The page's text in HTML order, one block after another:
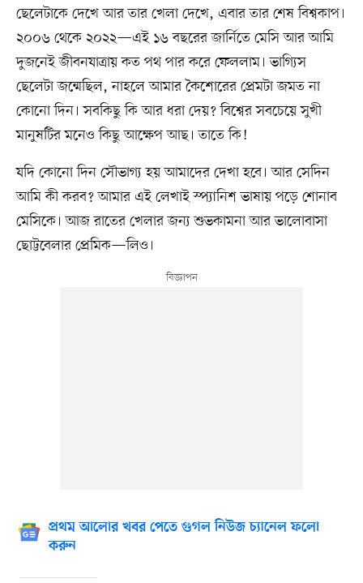
ছেলেটাকে দেখে আর তার খেলা দেখে, এবার তার শেষ বিশ্বকাপ।
২০০৬ থেকে ২০২২—এই ১৬ বছরের জার্নিতে মেসি আর আমি
দুজনেই জীবনযাত্রায় কত পথ পার করে ফেললাম। ভাগ্যিস
ছেলেটা জন্মেছিল, নাহলে আমার কৈশোরের প্রেমটা জমত না
কোনো দিন। সবকিছু কি আর ধরা দেয়? বিশ্বের সবচেয়ে সুখী
মানুষটির মনেও কিছু আক্ষেপ আছ। তাতে কি!
যদি কোনো দিন সৌভাগ্য হয় আমাদের দেখা হবে। আর সেদিন
আমি কী করব? আমার এই লেখাই স্প্যানিশ ভাষায় পড়ে শোনাব
মেসিকে। আজ রাতের খেলার জন্য শুভকামনা আর ভালোবাসা
ছোট্টবেলার প্রেমিক—লিও।
প্রথম আলোর খবর পেতে গুগল নিউজ চ্যানেল ফলো
করুন